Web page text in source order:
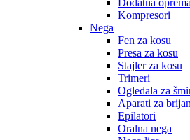
Dodatna
Kompresori
Nega
Fen za kosu
Presa za kosu
Stajler za kosu
Trimeri
Ogledala za
Aparati za
Epilatori
Oralna nega